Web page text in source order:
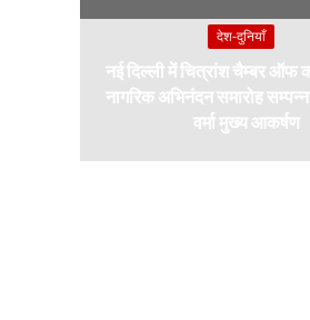
देश-दुनियाँ
नई दिल्ली में चित्रांश चैम्बर ऑफ
नागरिक अभिनंदन समारोह
वर्मा मुख्य आकर्षण